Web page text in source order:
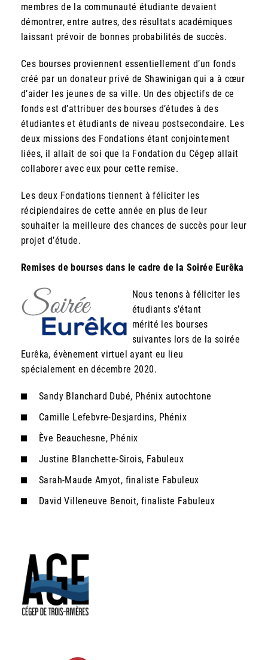
membres de la communauté étudiante devaient
démontrer, entre autres, des résultats académiques
laissant prévoir de bonnes probabilités de succès.
Ces bourses proviennent essentiellement d’un fonds
créé par un donateur privé de Shawinigan qui a à cœur
d’aider les jeunes de sa ville. Un des objectifs de ce
fonds est d’attribuer des bourses d’études à des
étudiantes et étudiants de niveau postsecondaire. Les
deux missions des Fondations étant conjointement
liées, il allait de soi que la Fondation du Cégep allait
collaborer avec eux pour cette remise.
Les deux Fondations tiennent à féliciter les
récipiendaires de cette année en plus de leur
souhaiter la meilleure des chances de succès pour leur
projet d’étude.
Remises de bourses dans le cadre de la Soirée Eurêka
Nous tenons à féliciter les
étudiants s’étant
mérité les bourses
suivantes lors de la soirée
Eurêka, évènement virtuel ayant eu lieu
spécialement en décembre 2020.
Sandy Blanchard Dubé, Phénix autochtone
Camille Lefebvre-Desjardins, Phénix
Ève Beauchesne, Phénix
Justine Blanchette-Sirois, Fabuleux
Sarah-Maude Amyot, finaliste Fabuleux
David Villeneuve Benoit, finaliste Fabuleux